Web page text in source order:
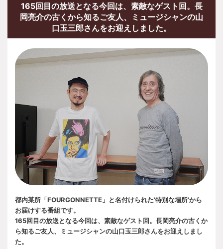
165回目の放送となる今回は、素敵なゲスト回。長
岡亮介の古くから知るご友人、ミュージシャンの山
口玉三郎さんをお迎えしました。
都内某所「FOURGONNETTE」と名付けられた’特別な場所’から
お届けする番組です。
165回目の放送となる今回は、素敵なゲスト回。長岡亮介の古くか
ら知るご友人、ミュージシャンの山口玉三郎さんをお迎えしまし
た。